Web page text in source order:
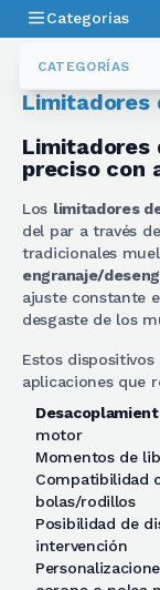
CATEGORÍAS
Categorías
Limitadores De Par
Limitadores
Limitadores
preciso con
Los limitadores
del par a través
tradicionales
engranaje/
ajuste constante
desgaste de los
Estos
aplicaciones que
motor
Momentos de
Compatibilidad
bolas/rodillos
Posibilidad de
intervención